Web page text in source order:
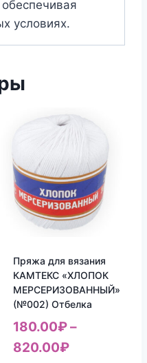
условиях.
Пряжа для вязания
КАМТЕКС «ХЛОПОК
МЕРСЕРИЗОВАННЫЙ»
(№002) Отбелка
180.00₽–
820.00₽